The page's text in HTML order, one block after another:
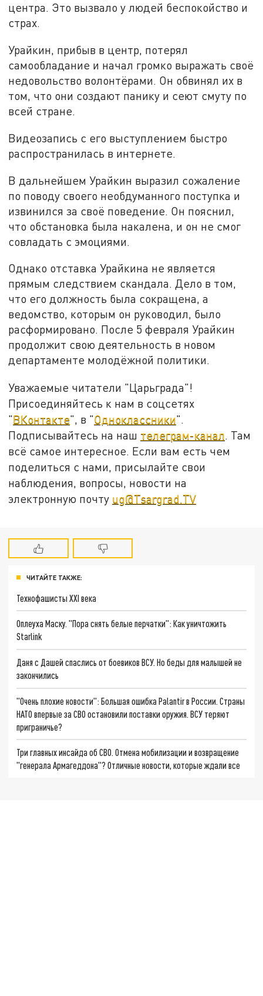
центра. Это вызвало у людей беспокойство и
страх.
Урайкин, прибыв в центр, потерял
самообладание и начал громко выражать своё
недовольство волонтёрами. Он обвинял их в
том, что они создают панику и сеют смуту по
всей стране.
Видеозапись с его выступлением быстро
распространилась в интернете.
В дальнейшем Урайкин выразил сожаление
по поводу своего необдуманного поступка и
извинился за своё поведение. Он пояснил,
что обстановка была накалена, и он не смог
совладать с эмоциями.
Однако отставка Урайкина не является
прямым следствием скандала. Дело в том,
что его должность была сокращена, а
ведомство, которым он руководил, было
расформировано. После 5 февраля Урайкин
продолжит свою деятельность в новом
департаменте молодёжной политики.
Уважаемые читатели "Царьграда"!
Присоединяйтесь к нам в соцсетях
"ВКонтакте", в "Одноклассники".
Подписывайтесь на наш телеграм-канал. Там
всё самое интересное. Если вам есть чем
поделиться с нами, присылайте свои
наблюдения, вопросы, новости на
электронную почту ug@Tsargrad.TV
ЧИТАЙТЕ ТАКЖЕ:
Технофашисты XXI века
Оплеуха Маску. "Пора снять белые перчатки": Как уничтожить
Starlink
Даня с Дашей спаслись от боевиков ВСУ. Но беды для малышей не
закончились
"Очень плохие новости": Большая ошибка Palantir в России. Страны
НАТО впервые за СВО остановили поставки оружия. ВСУ теряют
приграничье?
Три главных инсайда об СВО. Отмена мобилизации и возвращение
"генерала Армагеддона"? Отличные новости, которые ждали все